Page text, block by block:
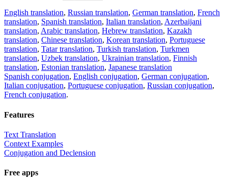
English translation, Russian translation, German translation, French
translation, Spanish translation, Italian translation, Azerbaijani
translation, Arabic translation, Hebrew translation, Kazakh
translation, Chinese translation, Korean translation, Portuguese
translation, Tatar translation, Turkish translation, Turkmen
translation, Uzbek translation, Ukrainian translation, Finnish
translation, Estonian translation, Japanese translation
Spanish conjugation, English conjugation, German conjugation,
Italian conjugation, Portuguese conjugation, Russian conjugation,
French conjugation.
Features
Text Translation
Context Examples
Conjugation and Declension
Free apps